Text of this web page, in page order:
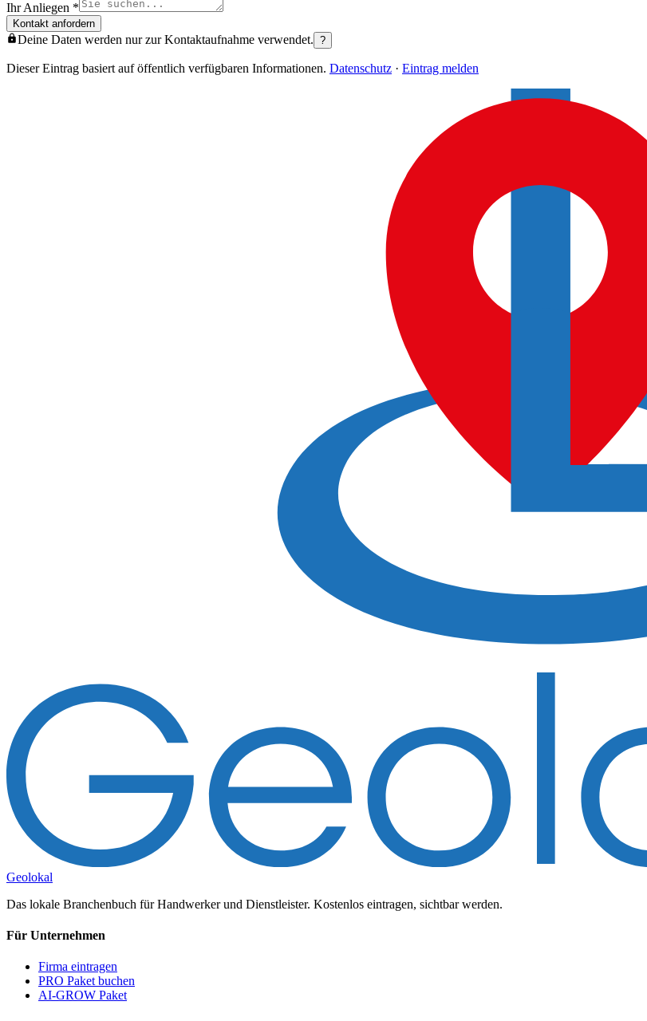
Ihr Anliegen *
Kontakt anfordern
Deine Daten werden nur zur Kontaktaufnahme verwendet. ?
Dieser Eintrag basiert auf öffentlich verfügbaren Informationen. Datenschutz · Eintrag melden
Geolokal
Das lokale Branchenbuch für Handwerker und Dienstleister. Kostenlos eintragen, sichtbar werden.
Für Unternehmen
Firma eintragen
PRO Paket buchen
AI-GROW Paket